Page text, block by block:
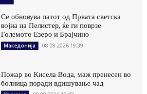
Се обновува патот од Првата светска
војна на Пелистер, ќе ги поврзе
Големото Езеро и Брајчино
Македонија 08.08.2026 19:39
Пожар во Кисела Вода, маж пренесен во
болница поради вдишување чад